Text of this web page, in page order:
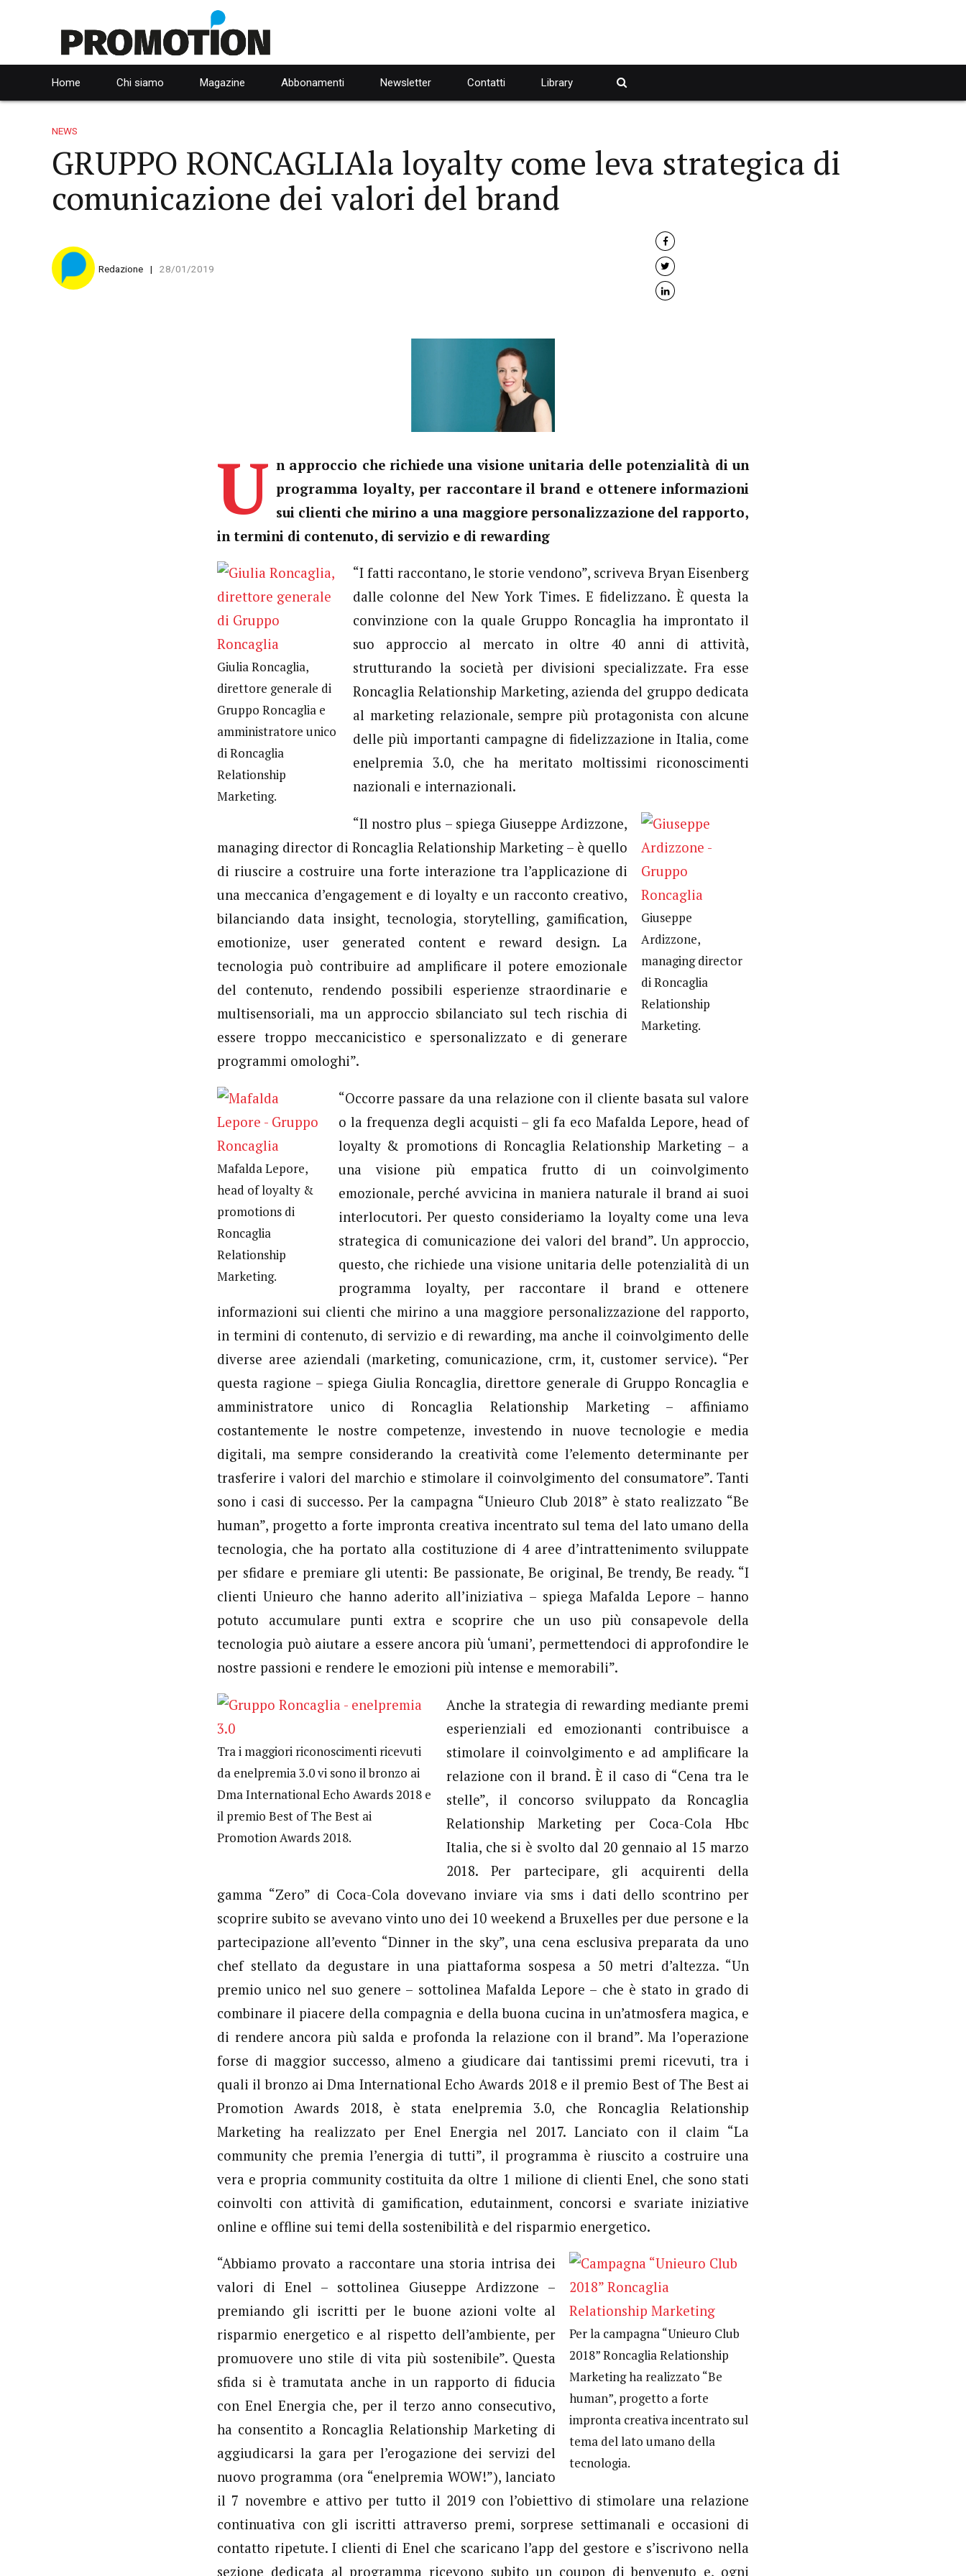
Home Chi siamo Magazine Abbonamenti Newsletter Contatti Library
NEWS
GRUPPO RONCAGLIAla loyalty come leva strategica di
comunicazione dei valori del brand
Redazione 28/01/2019
U n approccio che richiede una visione unitaria delle potenzialità di un
programma loyalty, per raccontare il brand e ottenere informazioni
sui clienti che mirino a una maggiore personalizzazione del rapporto,
in termini di contenuto, di servizio e di rewarding
Giulia Roncaglia,
direttore generale di
Gruppo Roncaglia e
amministratore unico
di Roncaglia
Relationship
Marketing.
“I fatti raccontano, le storie vendono”, scriveva Bryan Eisenberg
dalle colonne del New York Times. E fidelizzano. È questa la
convinzione con la quale Gruppo Roncaglia ha improntato il
suo approccio al mercato in oltre 40 anni di attività,
strutturando la società per divisioni specializzate. Fra esse
Roncaglia Relationship Marketing, azienda del gruppo dedicata
al marketing relazionale, sempre più protagonista con alcune
delle più importanti campagne di fidelizzazione in Italia, come
enelpremia 3.0, che ha meritato moltissimi riconoscimenti
nazionali e internazionali.
Giuseppe
Ardizzone,
managing director
di Roncaglia
Relationship
Marketing.
“Il nostro plus – spiega Giuseppe Ardizzone,
managing director di Roncaglia Relationship Marketing – è quello
di riuscire a costruire una forte interazione tra l’applicazione di
una meccanica d’engagement e di loyalty e un racconto creativo,
bilanciando data insight, tecnologia, storytelling, gamification,
emotionize, user generated content e reward design. La
tecnologia può contribuire ad amplificare il potere emozionale
del contenuto, rendendo possibili esperienze straordinarie e
multisensoriali, ma un approccio sbilanciato sul tech rischia di
essere troppo meccanicistico e spersonalizzato e di generare
programmi omologhi”.
Mafalda Lepore,
head of loyalty &
promotions di
Roncaglia
Relationship
Marketing.
“Occorre passare da una relazione con il cliente basata sul valore
o la frequenza degli acquisti – gli fa eco Mafalda Lepore, head of
loyalty & promotions di Roncaglia Relationship Marketing – a
una visione più empatica frutto di un coinvolgimento
emozionale, perché avvicina in maniera naturale il brand ai suoi
interlocutori. Per questo consideriamo la loyalty come una leva
strategica di comunicazione dei valori del brand”. Un approccio,
questo, che richiede una visione unitaria delle potenzialità di un
programma loyalty, per raccontare il brand e ottenere
informazioni sui clienti che mirino a una maggiore personalizzazione del rapporto,
in termini di contenuto, di servizio e di rewarding, ma anche il coinvolgimento delle
diverse aree aziendali (marketing, comunicazione, crm, it, customer service). “Per
questa ragione – spiega Giulia Roncaglia, direttore generale di Gruppo Roncaglia e
amministratore unico di Roncaglia Relationship Marketing – affiniamo
costantemente le nostre competenze, investendo in nuove tecnologie e media
digitali, ma sempre considerando la creatività come l’elemento determinante per
trasferire i valori del marchio e stimolare il coinvolgimento del consumatore”. Tanti
sono i casi di successo. Per la campagna “Unieuro Club 2018” è stato realizzato “Be
human”, progetto a forte impronta creativa incentrato sul tema del lato umano della
tecnologia, che ha portato alla costituzione di 4 aree d’intrattenimento sviluppate
per sfidare e premiare gli utenti: Be passionate, Be original, Be trendy, Be ready. “I
clienti Unieuro che hanno aderito all’iniziativa – spiega Mafalda Lepore – hanno
potuto accumulare punti extra e scoprire che un uso più consapevole della
tecnologia può aiutare a essere ancora più ‘umani’, permettendoci di approfondire le
nostre passioni e rendere le emozioni più intense e memorabili”.
Tra i maggiori riconoscimenti ricevuti
da enelpremia 3.0 vi sono il bronzo ai
Dma International Echo Awards 2018 e
il premio Best of The Best ai
Promotion Awards 2018.
Anche la strategia di rewarding mediante premi
esperienziali ed emozionanti contribuisce a
stimolare il coinvolgimento e ad amplificare la
relazione con il brand. È il caso di “Cena tra le
stelle”, il concorso sviluppato da Roncaglia
Relationship Marketing per Coca-Cola Hbc
Italia, che si è svolto dal 20 gennaio al 15 marzo
2018. Per partecipare, gli acquirenti della
gamma “Zero” di Coca-Cola dovevano inviare via sms i dati dello scontrino per
scoprire subito se avevano vinto uno dei 10 weekend a Bruxelles per due persone e la
partecipazione all’evento “Dinner in the sky”, una cena esclusiva preparata da uno
chef stellato da degustare in una piattaforma sospesa a 50 metri d’altezza. “Un
premio unico nel suo genere – sottolinea Mafalda Lepore – che è stato in grado di
combinare il piacere della compagnia e della buona cucina in un’atmosfera magica, e
di rendere ancora più salda e profonda la relazione con il brand”. Ma l’operazione
forse di maggior successo, almeno a giudicare dai tantissimi premi ricevuti, tra i
quali il bronzo ai Dma International Echo Awards 2018 e il premio Best of The Best ai
Promotion Awards 2018, è stata enelpremia 3.0, che Roncaglia Relationship
Marketing ha realizzato per Enel Energia nel 2017. Lanciato con il claim “La
community che premia l’energia di tutti”, il programma è riuscito a costruire una
vera e propria community costituita da oltre 1 milione di clienti Enel, che sono stati
coinvolti con attività di gamification, edutainment, concorsi e svariate iniziative
online e offline sui temi della sostenibilità e del risparmio energetico.
Per la campagna “Unieuro Club
2018” Roncaglia Relationship
Marketing ha realizzato “Be
human”, progetto a forte
impronta creativa incentrato sul
tema del lato umano della
tecnologia.
“Abbiamo provato a raccontare una storia intrisa dei
valori di Enel – sottolinea Giuseppe Ardizzone –
premiando gli iscritti per le buone azioni volte al
risparmio energetico e al rispetto dell’ambiente, per
promuovere uno stile di vita più sostenibile”. Questa
sfida si è tramutata anche in un rapporto di fiducia
con Enel Energia che, per il terzo anno consecutivo,
ha consentito a Roncaglia Relationship Marketing di
aggiudicarsi la gara per l’erogazione dei servizi del
nuovo programma (ora “enelpremia WOW!”), lanciato
il 7 novembre e attivo per tutto il 2019 con l’obiettivo di stimolare una relazione
continuativa con gli iscritti attraverso premi, sorprese settimanali e occasioni di
contatto ripetute. I clienti di Enel che scaricano l’app del gestore e s’iscrivono nella
sezione dedicata al programma ricevono subito un coupon di benvenuto e, ogni